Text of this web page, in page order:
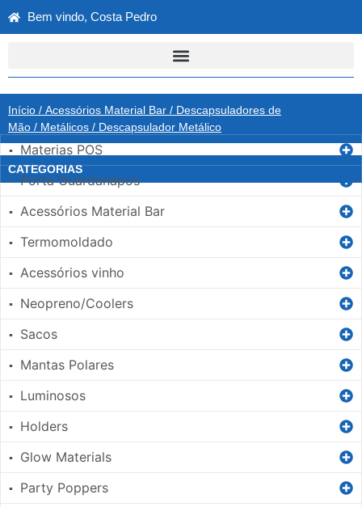
Bem vindo, Costa Pedro
Início / Acessórios Material Bar / Descapsuladores de
Mão / Metálicos / Descapsulador Metálico
CATEGORIAS
▪ Materias POS
▪ Porta Guardanapos
▪ Acessórios Material Bar
▪ Termomoldado
▪ Acessórios vinho
▪ Neopreno/Coolers
▪ Sacos
▪ Mantas Polares
▪ Luminosos
▪ Holders
▪ Glow Materials
▪ Party Poppers